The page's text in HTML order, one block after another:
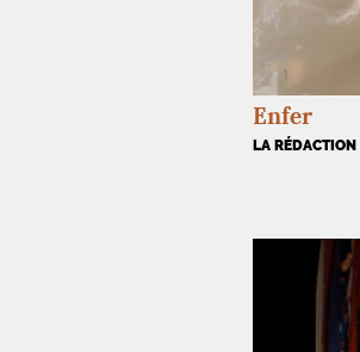
Enfer
LA RÉDACTION